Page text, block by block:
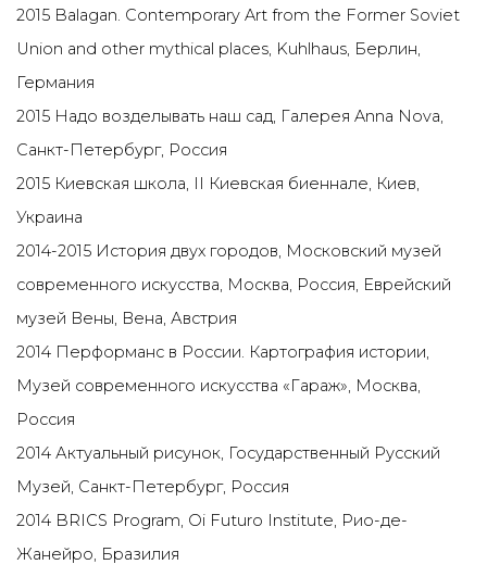
2015 Balagan. Contemporary Art from the Former Soviet
Union and other mythical places, Kuhlhaus, Берлин,
Германия
2015 Надо возделывать наш сад, Галерея Anna Nova,
Санкт-Петербург, Россия
2015 Киевская школа, II Киевская биеннале, Киев,
Украина
2014-2015 История двух городов, Московский музей
современного искусства, Москва, Россия, Еврейский
музей Вены, Вена, Австрия
2014 Перформанс в России. Картография истории,
Музей современного искусства «Гараж», Москва,
Россия
2014 Актуальный рисунок, Государственный Русский
Музей, Санкт-Петербург, Россия
2014 BRICS Program, Oi Futuro Institute, Рио-де-
Жанейро, Бразилия